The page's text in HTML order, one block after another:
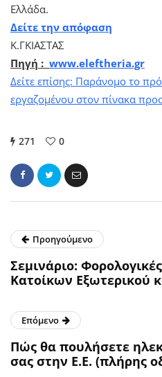
Ελλάδα.
Δείτε την απόφαση
Κ.ΓΚΙΑΣΤΑΣ
Πηγή : www.eleftheria.gr
Δείτε επίσης: Παράνομο το
εργαζομένου στον πίνακα
271 0
Προηγούμενο
Σεμινάριο:
Κατοίκων Εξωτερικού
Επόμενο
Πώς θα πουλήσετε
σας στην Ε.Ε. (πλήρης